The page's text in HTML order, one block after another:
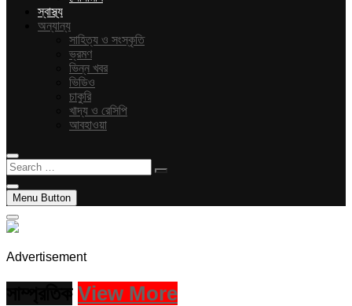
স্বাস্থ্য
অন্যান্য
সাহিত্য ও সংস্কৃতি
ভ্রমণ
ভিন্ন খবর
ভিডিও
চাকুরি
খাদ্য ও রেসিপি
আবহাওয়া
Search
…
Menu Button
Advertisement
View More